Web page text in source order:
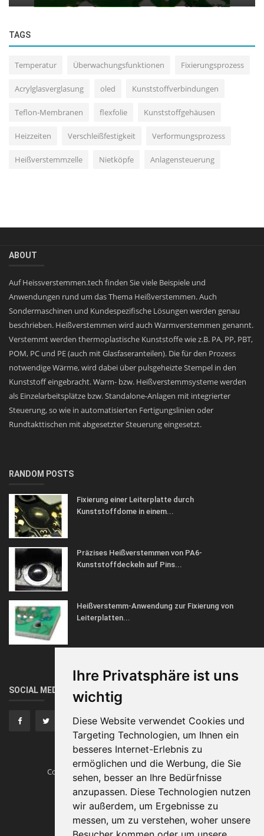
Ihre Privatsphäre ist uns
wichtig
Diese Website verwendet Cookies und
Targeting Technologien, um Ihnen ein
besseres Internet-Erlebnis zu
ermöglichen und die Werbung, die Sie
sehen, besser an Ihre Bedürfnisse
anzupassen. Diese Technologien nutzen
wir außerdem, um Ergebnisse zu
messen, um zu verstehen, woher unsere
TAGS
Temperatur Überwachungsfunktionen Fixierungsprozess
Acrylglasverglasung oled Kunststoffverbindungen
Teflon-Membranen flexfolie Kunststoffgehäusen
Heizzeiten Verschleißfestigkeit Verformungsprozess
Heißverstemmzelle Nietköpfe Anlagensteuerung
ABOUT
Auf Heissverstemmen.tech finden Sie viele Beispiele und
Anwendungen rund um das Thema Heißverstemmen. Auch
Sondermaschinen und Kundespezifische Lösungen werden genau
beschrieben. Heißverstemmen wird auch Warmverstemmen genannt.
Verstemmt werden thermoplastische Kunststoffe wie z.B. PA, PP, PBT,
POM, PC und PE (auch mit Glasfaseranteilen). Die für den Prozess
notwendige Wärme, wird dabei über pulsgeheizte Stempel in den
Kunststoff eingebracht. Warm- bzw. Heißverstemmsysteme werden
als Einzelarbeitsplätze bzw. Standalone-Anlagen mit integrierter
Steuerung, so wie in automatisierten Fertigungslinien oder
Rundtakttischen mit abgesetzter Steuerung eingesetzt.
RANDOM POSTS
Fixierung einer Leiterplatte durch
Kunststoffdome in einem...
Präzises Heißverstemmen von PA6-
Kunststoffdeckeln auf Pins...
Heißverstemm-Anwendung zur Fixierung von
Leiterplatten...
SOCIAL MEDIA
Copyright © Heissverstemmen.tech Traumautos
Impressum